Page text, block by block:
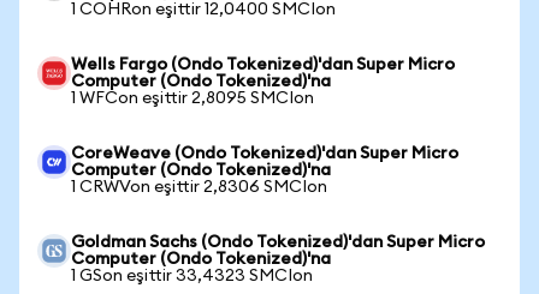
1 COHRon eşittir 12,0400 SMCIon
Wells Fargo (Ondo Tokenized)'dan Super Micro
Computer (Ondo Tokenized)'na
1 WFCon eşittir 2,8095 SMCIon
CoreWeave (Ondo Tokenized)'dan Super Micro
Computer (Ondo Tokenized)'na
1 CRWVon eşittir 2,8306 SMCIon
Goldman Sachs (Ondo Tokenized)'dan Super Micro
Computer (Ondo Tokenized)'na
1 GSon eşittir 33,4323 SMCIon